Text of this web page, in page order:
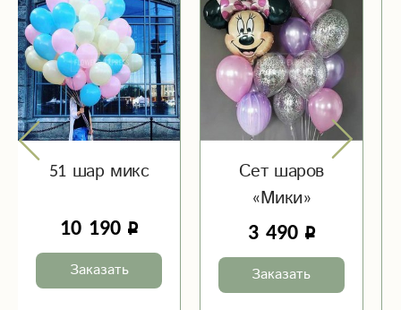
51 шар микс
10 190
Заказать
Сет шаров
«Мики»
3 490
Заказать